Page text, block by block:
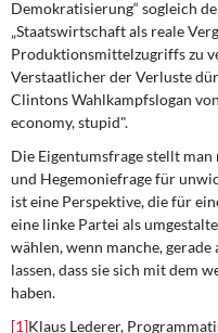
Demokratisierung“ sogleich
„Staatswirtschaft als reale
Produktionsmittelzugriffs zu
Verstaatlicher der Verluste
Clintons Wahlkampfslogan
economy, stupid".
Die Eigentumsfrage stellt
und Hegemoniefrage für
ist eine Perspektive, die für
eine linke Partei als
wählen, wenn manche,
lassen, dass sie sich mit dem
haben.
[1]Klaus Lederer,